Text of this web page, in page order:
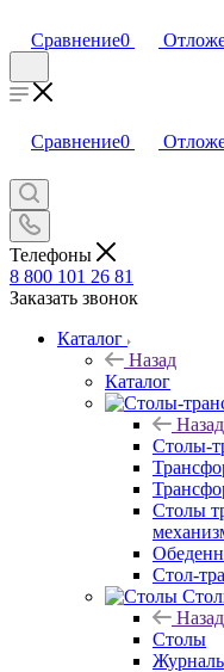
Сравнение0
Сравнение0
Телефоны
8 800 101 26 81
Заказать звонок
Каталог
Назад
Каталог
Назад
Столы-
Столы
Стол-
Назад
Столы